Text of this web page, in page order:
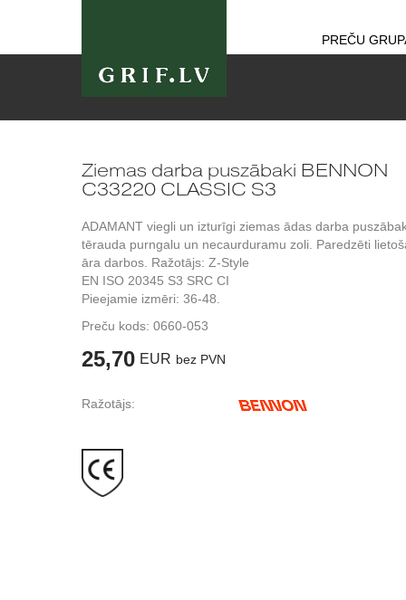
PREČU
Ziemas darba puszābaki BENNON
C33220 CLASSIC S3
ADAMANT viegli un izturīgi ziemas ādas darba
tērauda purngalu un necaurduramu zoli. Paredzēti
āra darbos. Ražotājs: Z-Style
EN ISO 20345 S3 SRC CI
Pieejamie izmēri: 36-48.
Preču kods: 0660-053
25,70 EUR bez PVN
Ražotājs: